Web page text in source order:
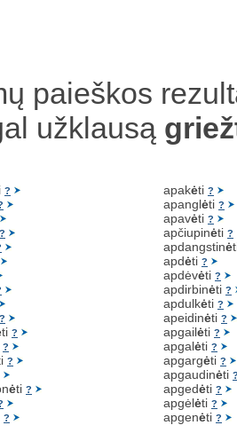
paieškos
užklausą
?
?
?
ti ?
?
?
ėti ?
?
apakėti ?
apanglėti ?
apavėti ?
apčiupinėti ?
apdangstinė
apdėti ?
apdėvėti ?
apdirbinėti ?
apdulkėti ?
apeidinėti ?
apgailėti ?
apgalėti ?
apgargėti ?
apgaudinėti
apgedėti ?
apgėlėti ?
apgenėti ?